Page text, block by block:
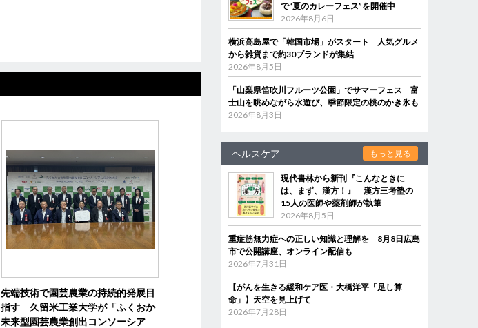
先端技術で園芸農業の持続的発展目
指す 久留米工業大学が「ふくおか
未来型園芸農業創出コンソーシア
で“夏のカレーフェス”を開催中
2026年8月6日
横浜高島屋で「韓国市場」がスタート 人気グルメ
から雑貨まで約30ブランドが集結
2026年8月5日
「山梨県笛吹川フルーツ公園」でサマーフェス 富
士山を眺めながら水遊び、季節限定の桃のかき氷も
2026年8月3日
ヘルスケア もっと見る
現代書林から新刊『こんなときに
は、まず、漢方！』 漢方三考塾の
15人の医師や薬剤師が執筆
2026年8月5日
重症筋無力症への正しい知識と理解を 8月8日広島
市で公開講座、オンライン配信も
2026年7月31日
【がんを生きる緩和ケア医・大橋洋平「足し算
命」】天空を見上げて
2026年7月28日